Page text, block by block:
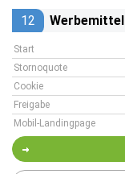
12 Werbemittel
Start
Stornoquote
Cookie
Freigabe
Mobil-Landingpage